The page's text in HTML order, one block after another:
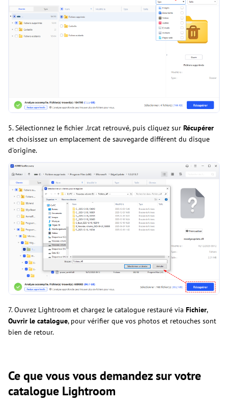
5. Sélectionnez le fichier .lrcat retrouvé, puis cliquez sur Récupérer
et choisissez un emplacement de sauvegarde différent du disque
d'origine.
7. Ouvrez Lightroom et chargez le catalogue restauré via Fichier,
Ouvrir le catalogue, pour vérifier que vos photos et retouches sont
bien de retour.
Ce que vous vous demandez sur votre
catalogue Lightroom